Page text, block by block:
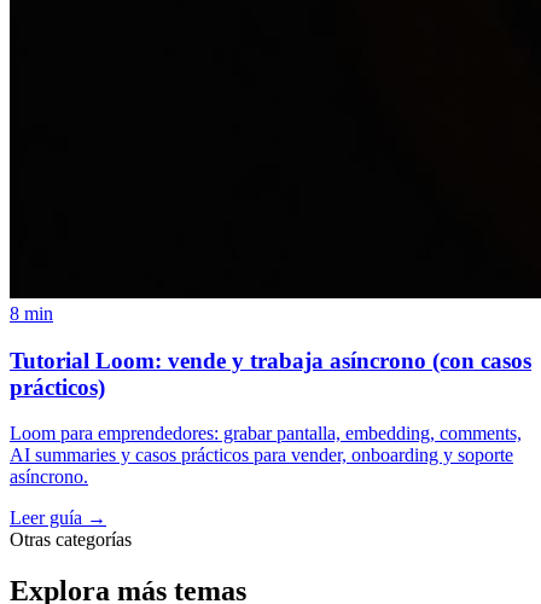
8 min
Tutorial Loom: vende y trabaja asíncrono (con casos
prácticos)
Loom para emprendedores: grabar pantalla, embedding, comments,
AI summaries y casos prácticos para vender, onboarding y soporte
asíncrono.
Leer guía →
Otras categorías
Explora más temas